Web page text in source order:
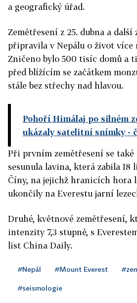
a geografický úřad.
Zemětřesení z 25. dubna a další
připravila v Nepálu o život více
Zničeno bylo 500 tisíc domů a
před blížícím se začátkem
stále bez střechy nad hlavou.
Pohoří Himálaj po silném
ukázaly satelitní snímky-
Při prvním zemětřesení se také
sesunula lavina, která zabila 18
Číny, na jejichž hranicích hora
ukončily na Everestu jarní
Druhé, květnové zemětřesení,
intenzity 7,3 stupně, s
list China Daily.
#Nepál #Mount Everest
#seismologie